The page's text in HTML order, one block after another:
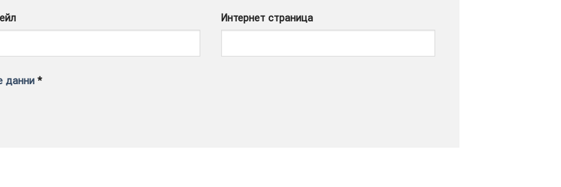
Интернет страница
данни *